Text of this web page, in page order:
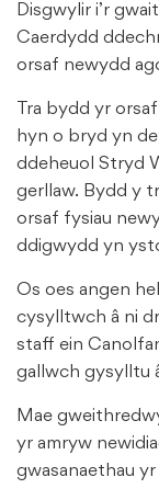
Disgwylir i’r
Caerdydd
orsaf newydd
Tra bydd yr
hyn o bryd yn
ddeheuol Stryd
gerllaw. Bydd y
orsaf fysiau
ddigwydd yn
Os oes angen
cysylltwch â ni
staff ein
gallwch gysylltu
Mae
yr amryw
gwasanaethau